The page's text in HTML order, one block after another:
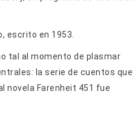
escrito en 1953.
tal al momento de plasmar
la serie de cuentos que
novela Farenheit 451 fue